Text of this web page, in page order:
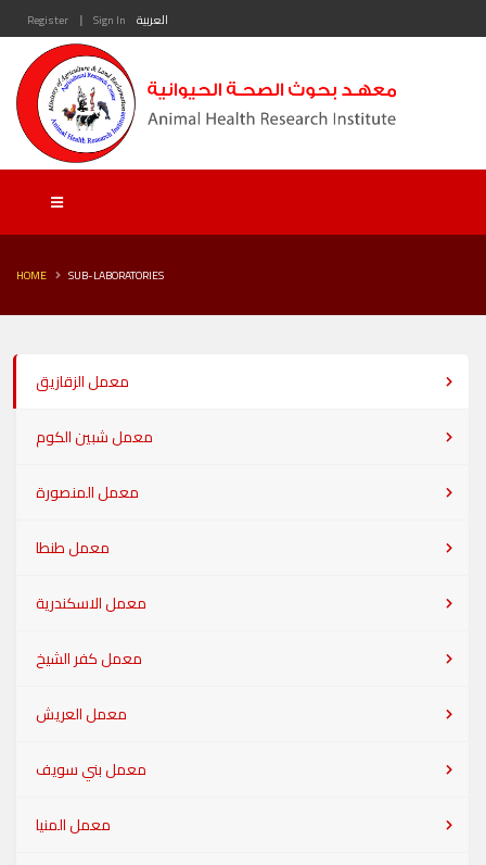
Register | Sign In العربية
HOME SUB-LABORATORIES
معمل الزقازيق
معمل شبين الكوم
معمل المنصورة
معمل طنطا
معمل الاسكندرية
معمل كفر الشيخ
معمل العريش
معمل بني سويف
معمل المنيا